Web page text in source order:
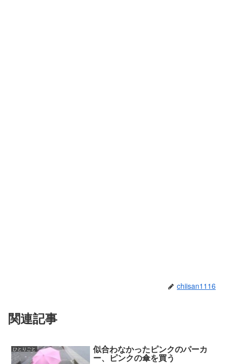
chiisan1116
関連記事
ひとりごと 似合わなかったピンクのパーカ
ー、ピンクの傘を買う